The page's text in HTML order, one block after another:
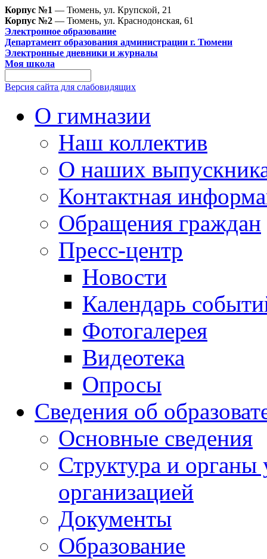
Корпус №1 — Тюмень, ул. Крупской, 21
Корпус №2 — Тюмень, ул. Краснодонская, 61
Электронное образование
Департамент образования администрации г. Тюмени
Электронные дневники и журналы
Моя школа
Версия сайта для слабовидящих
О гимназии
Наш коллектив
О наших
Контактная
Обращения граждан
Пресс-центр
Новости
Календарь
Фотогалерея
Видеотека
Опросы
Сведения об
Основные сведения
Структура и органы
организацией
Документы
Образование